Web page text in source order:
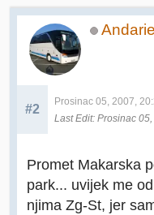
Andariel
#2
Prosinac 05, 2007,
Last Edit: Prosinac
Promet Makarska
park... uvijek me
njima Zg-St, jer